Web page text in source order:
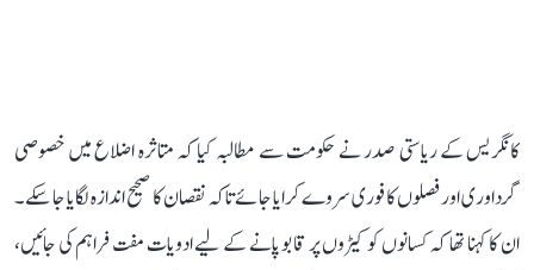
کانگریس کے ریاستی صدر نے حکومت سے مطالبہ کیا کہ متاثرہ اضلاع میں خصوصی
گرداوری اور فصلوں کا فوری سروے کرایا جائے تاکہ نقصان کا صحیح اندازہ لگایا جا سکے۔
ان کا کہنا تھا کہ کسانوں کو کیڑوں پر قابو پانے کے لیے ادویات مفت فراہم کی جائیں،